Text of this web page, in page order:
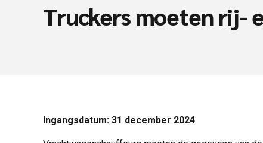
Truckers moeten rij-
Ingangsdatum: 31 december 2024